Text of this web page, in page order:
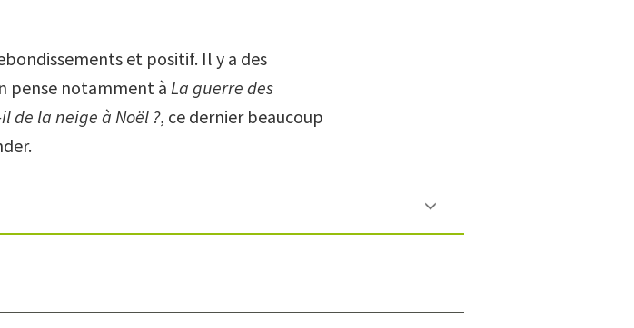
et positif. Il y a des
pense notamment à La guerre des
de la neige à Noël ?, ce dernier beaucoup